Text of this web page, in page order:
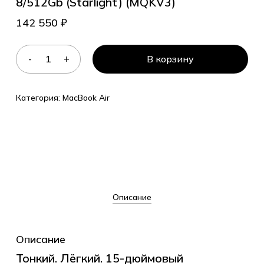
142 550 ₽
В корзину
Категория: MacBook Air
Описание
Описание
Тонкий. Лёгкий. 15-дюймовый